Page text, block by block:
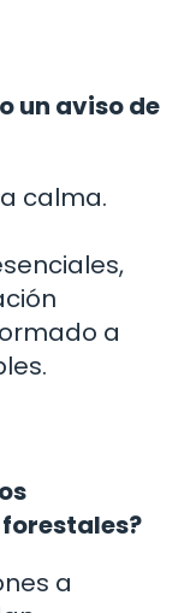
un aviso de
calma.
a
a